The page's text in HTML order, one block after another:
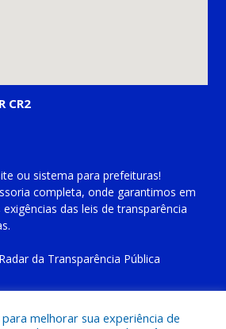
CR2
ou sistema para prefeituras!
completa, onde garantimos em
das leis de transparência
Radar da Transparência Pública
melhorar sua experiência de